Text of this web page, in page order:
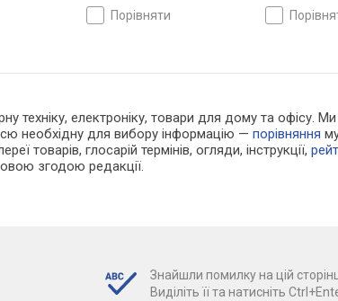
NCV
діапазонупорівняти
20 А, опір:
перевірка
техніку, електроніку, товари для дому та
необхідну для вибору інформацію —порівняння
товарів, глосарій термінів, огляди, інструкції,
згодою редакції.
Знайшли помилку на цій
Виділіть її та натисніть